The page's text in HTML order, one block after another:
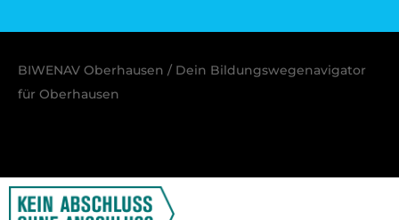
BIWENAV Oberhausen / Dein Bildungswegenavigator
für Oberhausen